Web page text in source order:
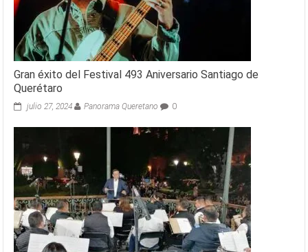
Gran éxito del Festival 493 Aniversario Santiago de
Querétaro
julio 27, 2024 Panorama Queretano 0